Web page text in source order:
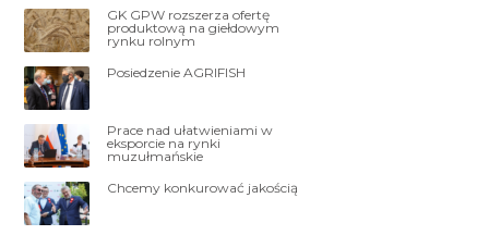
GK GPW rozszerza ofertę
produktową na giełdowym
rynku rolnym
Posiedzenie AGRIFISH
Prace nad ułatwieniami w
eksporcie na rynki
muzułmańskie
Chcemy konkurować jakością